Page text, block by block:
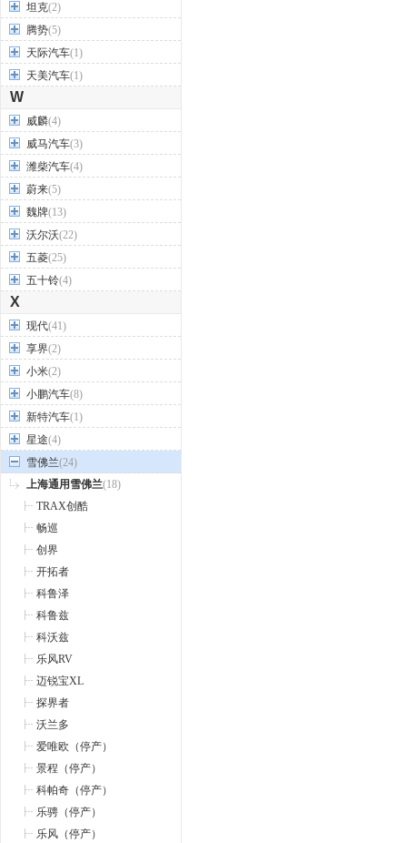
坦克(2)
腾势(5)
天际汽车(1)
天美汽车(1)
W
威麟(4)
威马汽车(3)
潍柴汽车(4)
蔚来(5)
魏牌(13)
沃尔沃(22)
五菱(25)
五十铃(4)
X
现代(41)
享界(2)
小米(2)
小鹏汽车(8)
新特汽车(1)
星途(4)
雪佛兰(24)
上海通用雪佛兰(18)
TRAX创酷
畅巡
创界
开拓者
科鲁泽
科鲁兹
科沃兹
乐风RV
迈锐宝XL
探界者
沃兰多
爱唯欧（停产）
景程（停产）
科帕奇（停产）
乐骋（停产）
乐风（停产）